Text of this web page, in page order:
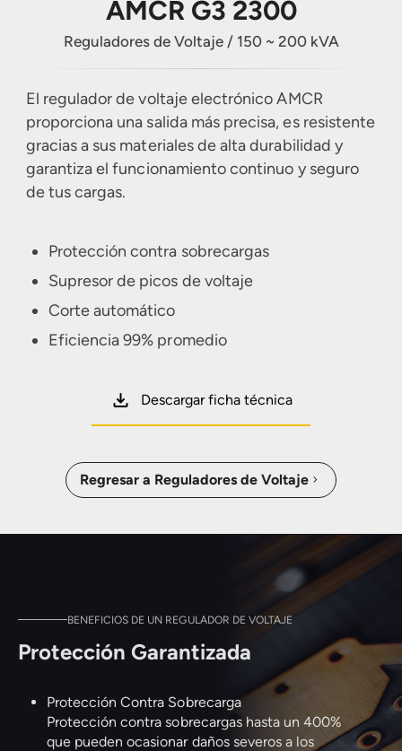
Otros Servicios
Baterías Plomo-Ácido
AMCR G3 2300
Reguladores de Voltaje / 150 ~ 200 kVA
El regulador de voltaje electrónico AMCR
proporciona una salida más precisa, es resistente
gracias a sus materiales de alta durabilidad y
garantiza el funcionamiento continuo y seguro
de tus cargas.
Protección contra sobrecargas
Supresor de picos de voltaje
Corte automático
Eficiencia 99% promedio
Descargar ficha técnica
Regresar a Reguladores de Voltaje
BENEFICIOS DE UN REGULADOR DE VOLTAJE
Protección Garantizada
Protección Contra Sobrecarga
Protección contra sobrecargas hasta un 400%
que pueden ocasionar daños severos a los